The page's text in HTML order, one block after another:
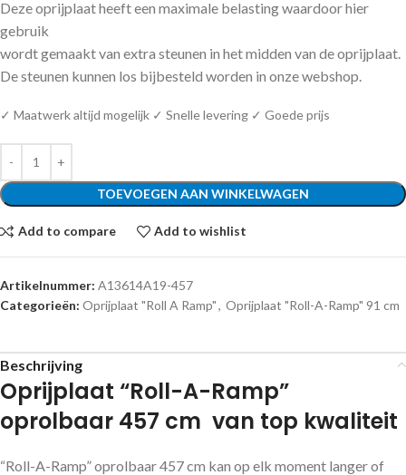
Deze oprijplaat heeft een maximale belasting waardoor hier
gebruik
wordt gemaakt van extra steunen in het midden van de oprijplaat.
De steunen kunnen los bijbesteld worden in onze webshop.
✓ Maatwerk altijd mogelijk ✓ Snelle levering ✓ Goede prijs
TOEVOEGEN AAN WINKELWAGEN
Add to compare Add to wishlist
Artikelnummer: A13614A19-457
Categorieën: Oprijplaat "Roll A Ramp", Oprijplaat "Roll-A-Ramp" 91 cm
Beschrijving
Oprijplaat “Roll-A-Ramp”
oprolbaar 457 cm van top kwaliteit
“Roll-A-Ramp” oprolbaar 457 cm kan op elk moment langer of